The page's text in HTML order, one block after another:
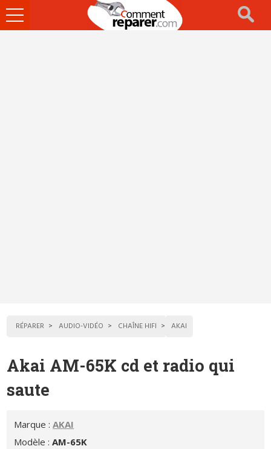
Ouvrir
le
RÉPARER AUDIO-VIDÉO CHAÎNE HIFI AKAI
Akai AM-65K cd et radio qui
saute
Marque :AKAI
Modèle :AM-65K